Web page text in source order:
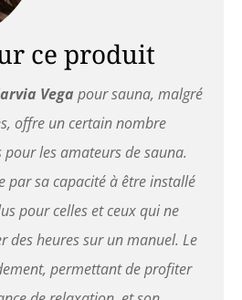
vous permettra de régler la
diffusion de la chaleur
lignes épurées, ces poêles
électriques pour sauna sont
redoutables d’efficacité.
Profitez d'un installation
facile : vous allez pouvoir
mettre en place ce poêle
pour sauna en un rien de
temps. il suffit d'installez
votre sauna et posez le
poêle dans son support.
ce produit
Vega pour sauna, malgré
offre un certain nombre
pour les amateurs de sauna.
par sa capacité à être installé
pour celles et ceux qui ne
des heures sur un manuel. Le
permettant de profiter